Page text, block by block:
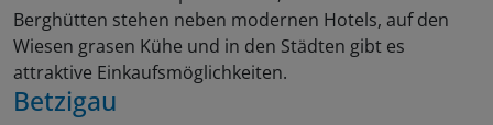
Berghütten stehen neben modernen Hotels, auf den
Wiesen grasen Kühe und in den Städten gibt es
attraktive Einkaufsmöglichkeiten.
Betzigau